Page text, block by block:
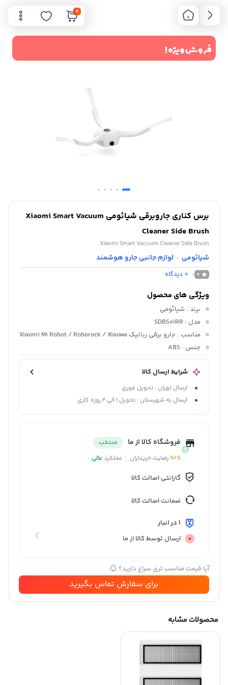
0
فروش ویژه !
برس کناری جاروبرقی شیائومی Xiaomi Smart Vacuum
Cleaner Side Brush
Xiaomi Smart Vacuum Cleaner Side Brush
شیائومی / لوازم جانبی جارو هوشمند
0
0 دیدگاه
ویژگی های محصول
برند : شیائومی
مدل : SDBS01RR
مناسب : جارو برقی رباتیک Xiaomi Mi Robot / Roborock / Xiaowa
جنس : ABS
شرایط ارسال کالا
ارسال تهران : تحویل فوری
ارسال به شهرستان : تحویل 1 الی 2 روزه کاری
فروشگاه کالا از ما
منتخب
98%رضایت خریداران عملکردعالی
گارانتی اصالت کالا
ضمانت اصالت کالا
1 در انبار
ارسال توسط کالا از ما
آیا قیمت مناسب تری سراغ دارید؟
برای سفارش تماس بگیرید
محصولات مشابه